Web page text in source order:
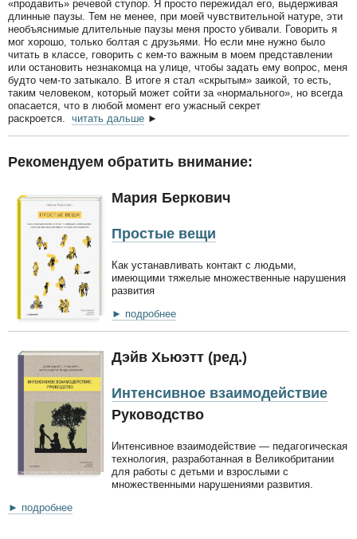
«продавить» речевой ступор. Я просто пережидал его, выдерживая
длинные паузы. Тем не менее, при моей чувствительной натуре, эти
необъяснимые длительные паузы меня просто убивали. Говорить я
мог хорошо, только болтая с друзьями. Но если мне нужно было
читать в классе, говорить с кем-то важным в моем представлении
или остановить незнакомца на улице, чтобы задать ему вопрос, меня
будто чем-то затыкало. В итоге я стал «скрытым» заикой, то есть,
таким человеком, который может сойти за «нормального», но всегда
опасается, что в любой момент его ужасный секрет
раскроется. читать дальше ►
Рекомендуем обратить внимание:
Мария Беркович
Простые вещи
Как устанавливать контакт с людьми,
имеющими тяжелые множественные нарушения
развития
► подробнее
Дэйв Хьюэтт (ред.)
Интенсивное взаимодействие
Руководство
Интенсивное взаимодействие — педагогическая
технология, разработанная в Великобритании
для работы с детьми и взрослыми с
множественными нарушениями развития.
► подробнее